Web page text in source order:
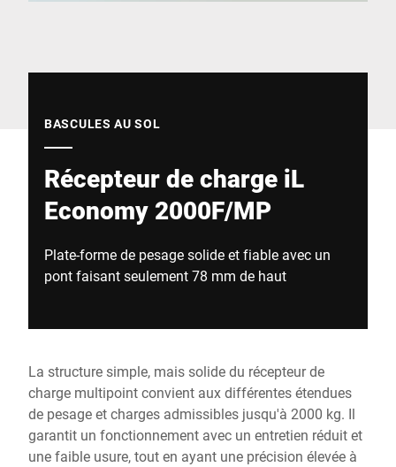
BASCULES AU SOL
Récepteur de charge iL
Economy 2000F/MP
Plate-forme de pesage solide et fiable avec un
pont faisant seulement 78 mm de haut
La structure simple, mais solide du récepteur de
charge multipoint convient aux différentes étendues
de pesage et charges admissibles jusqu'à 2000 kg. Il
garantit un fonctionnement avec un entretien réduit et
une faible usure, tout en ayant une précision élevée à